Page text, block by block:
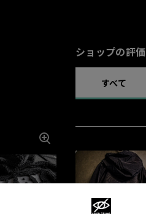
ショップの評価
すべて